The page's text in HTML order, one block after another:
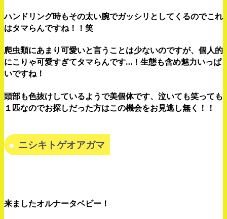
ハンドリング時もその太い腕でガッシリとしてくるのでこれ
はタマらんですね！！笑
爬虫類にあまり可愛いと言うことは少ないのですが、個人的
にこりゃ可愛すぎてタマらんです…！生態も含め魅力いっぱ
いですね！
頭部も色抜けしているようで美個体です、泣いても笑っても
１匹なのでお探しだった方はこの機会をお見逃し無く！！
ニシキトゲオアガマ
来ましたオルナータベビー！